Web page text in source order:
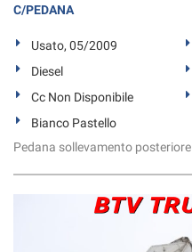
C/PEDANA
Usato, 05/2009
Diesel
Cc Non Disponibile
Bianco Pastello
Pedana sollevamento posteriore